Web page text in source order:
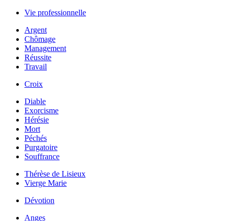
Vie professionnelle
Argent
Chômage
Management
Réussite
Travail
Croix
Diable
Exorcisme
Hérésie
Mort
Péchés
Purgatoire
Souffrance
Thérèse de Lisieux
Vierge Marie
Dévotion
Anges